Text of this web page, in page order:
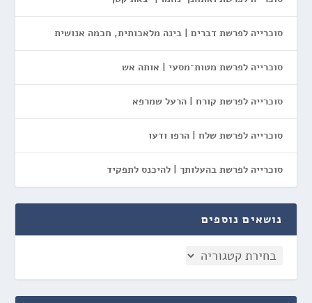
סוכרייה לפרשת דברים | בינה מלאכותית, חכמה אנושית
סוכרייה לפרשת מטות־מסעי | אותה אש
סוכרייה לפרשת קורח | הרעל שמרפא
סוכרייה לפרשת שלח | הרפו ודעו
סוכרייה לפרשת בהעלותך | להיכנס לתפקיד
נושאים נוספים